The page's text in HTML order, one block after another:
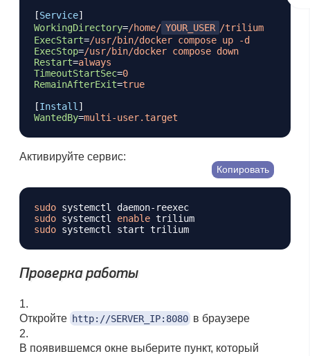
[Service]
WorkingDirectory=/home/ YOUR_USER /trilium
ExecStart=/usr/bin/docker compose up -d
ExecStop=/usr/bin/docker compose down
Restart=always
TimeoutStartSec=0
RemainAfterExit=true
[Install]
WantedBy=multi-user.target
Активируйте сервис:
sudo
sudo systemctl enable
sudo
Копировать
Проверка работы
Откройте http://SERVER_IP:8080 в браузере
В появившемся окне выберите пункт, который